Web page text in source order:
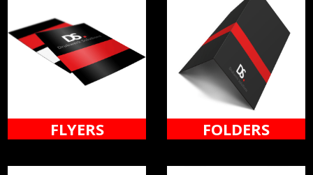
FLYERS FOLDERS